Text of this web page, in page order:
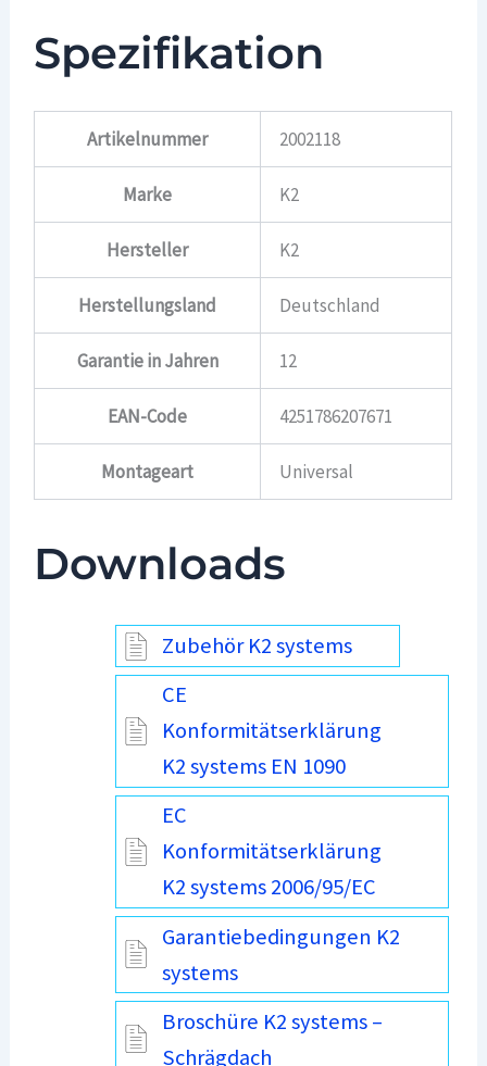
Spezifikation
Artikelnummer 2002118
Marke K2
Hersteller K2
Herstellungsland Deutschland
Garantie in Jahren 12
EAN-Code 4251786207671
Montageart Universal
Downloads
Zubehör K2 systems
CE
Konformitätserklärung
K2 systems EN 1090
EC
Konformitätserklärung
K2 systems 2006/95/EC
Garantiebedingungen K2
systems
Broschüre K2 systems –
Schrägdach